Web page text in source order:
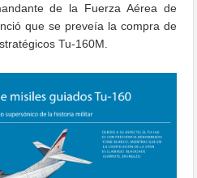
de la Fuerza Aérea de
que se preveía la compra de
Tu-160M.